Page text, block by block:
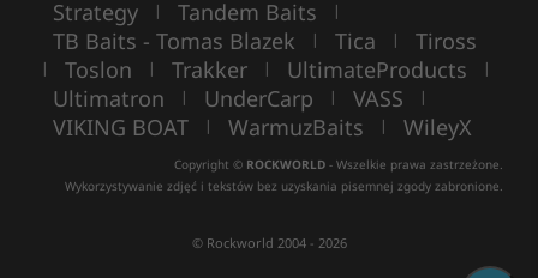
Strategy | Tandem Baits |
TB Baits - Tomas Blazek | Tica | Tiross
| Toslon | Trakker | UltimateProducts |
Ultimatron | UnderCarp | VASS |
VIKING BOAT | WarmuzBaits | WileyX
Copyright © ROCKWORLD - Wszelkie prawa zastrzeżone.
Wykorzystywanie zdjęć i tekstów bez uzyskania pisemnej zgody zabronione.
© Rockworld 2004 - 2026